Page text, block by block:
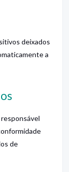
deixados
a
de